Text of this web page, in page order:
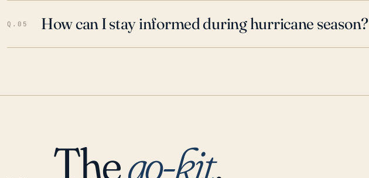
Q.05 How can I stay informed during hurricane season?
Thego-kit.